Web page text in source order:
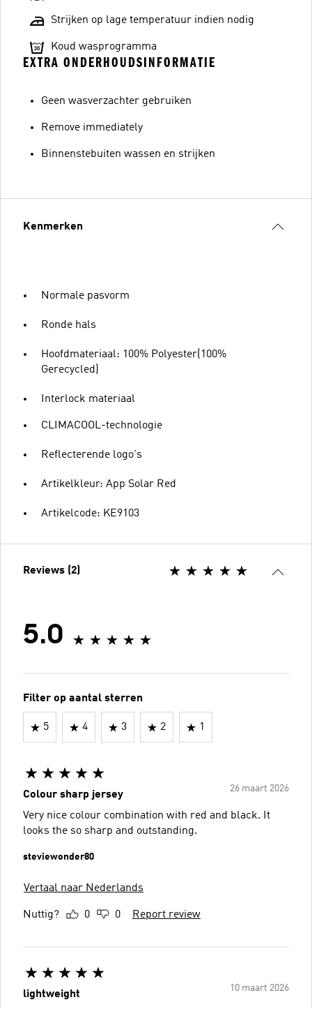
Strijken op lage temperatuur indien nodig
Koud wasprogramma
EXTRA ONDERHOUDSINFORMATIE
Geen wasverzachter gebruiken
Remove immediately
Binnenstebuiten wassen en strijken
Kenmerken
Normale pasvorm
Ronde hals
Hoofdmateriaal: 100% Polyester(100%
Gerecycled)
Interlock materiaal
CLIMACOOL-technologie
Reflecterende logo's
Artikelkleur: App Solar Red
Artikelcode: KE9103
Reviews (2)
5.0
Filter op aantal sterren
5 4 3 2 1
26 maart 2026
Colour sharp jersey
Very nice colour combination with red and black. It
looks the so sharp and outstanding.
steviewonder80
Vertaal naar Nederlands
Nuttig? 0 0 Report review
10 maart 2026
lightweight